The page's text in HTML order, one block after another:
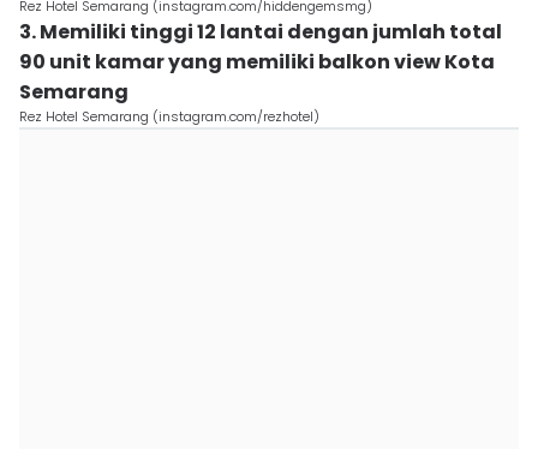
Rez Hotel Semarang (instagram.com/hiddengemsmg)
3. Memiliki tinggi 12 lantai dengan jumlah total
90 unit kamar yang memiliki balkon view Kota
Semarang
Rez Hotel Semarang (instagram.com/rezhotel)